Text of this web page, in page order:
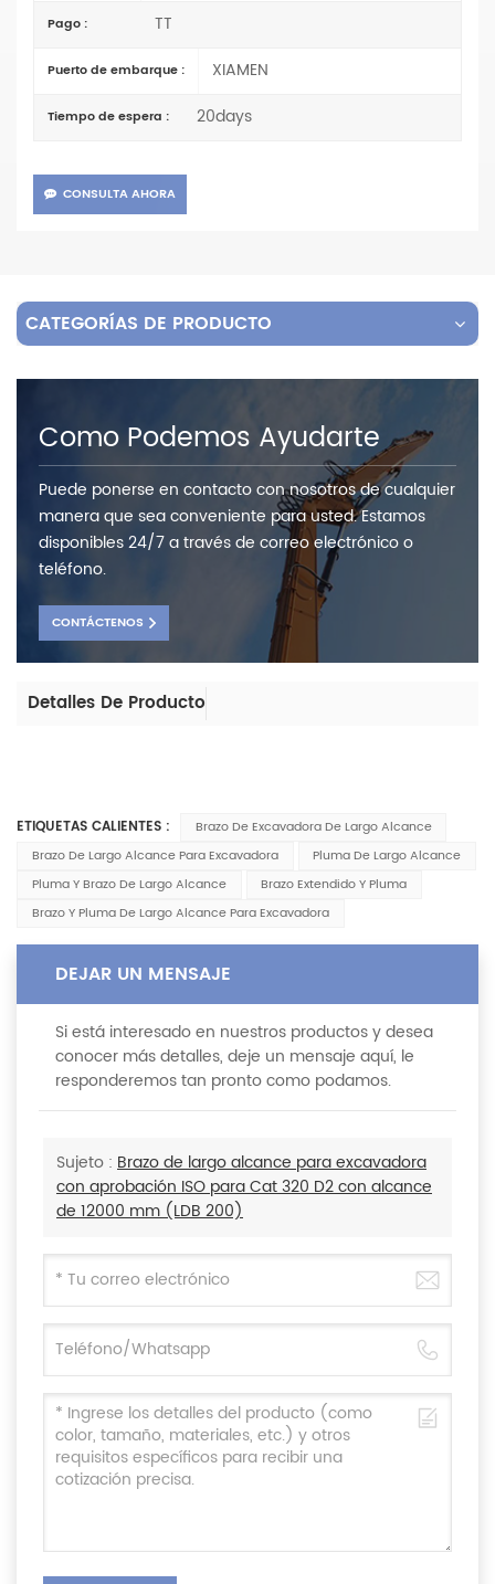
Pago : TT
Puerto de embarque : XIAMEN
Tiempo de espera : 20days
CONSULTA AHORA
CATEGORÍAS DE PRODUCTO
Como Podemos Ayudarte
Puede ponerse en contacto con nosotros de cualquier
manera que sea conveniente para usted. Estamos
disponibles 24/7 a través de correo electrónico o
teléfono.
CONTÁCTENOS
Detalles De Producto
ETIQUETAS CALIENTES :
Brazo De Excavadora De Largo Alcance
Brazo De Largo Alcance Para Excavadora
Pluma De Largo Alcance
Pluma Y Brazo De Largo Alcance
Brazo Extendido Y Pluma
Brazo Y Pluma De Largo Alcance Para Excavadora
DEJAR UN MENSAJE
Si está interesado en nuestros productos y desea
conocer más detalles, deje un mensaje aquí, le
responderemos tan pronto como podamos.
Sujeto : Brazo de largo alcance para excavadora
con aprobación ISO para Cat 320 D2 con alcance
de 12000 mm (LDB 200)